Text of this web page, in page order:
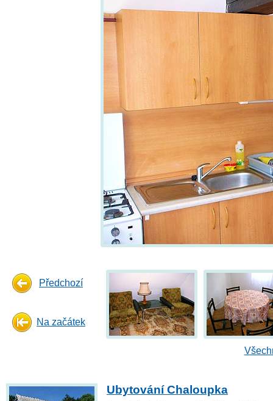
Předchozí
Na začátek
Ubytování Chaloupka